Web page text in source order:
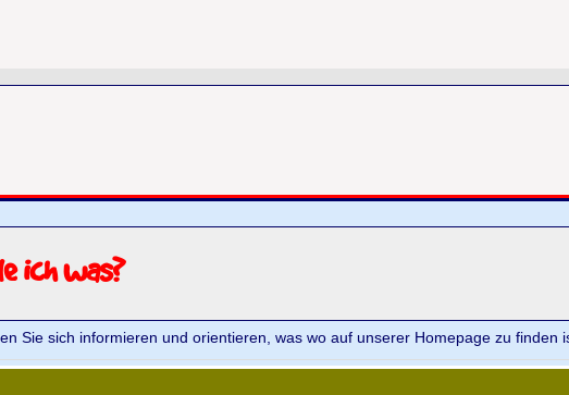
ich was?
Sie sich informieren und orientieren, was wo auf unserer Homepage zu finden